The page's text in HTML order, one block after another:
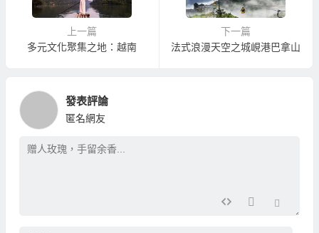
上一篇
多元文化聚集之地：越南
下一篇
法式浪漫天空之城峴港巴拿山
發表評論
匿名網友